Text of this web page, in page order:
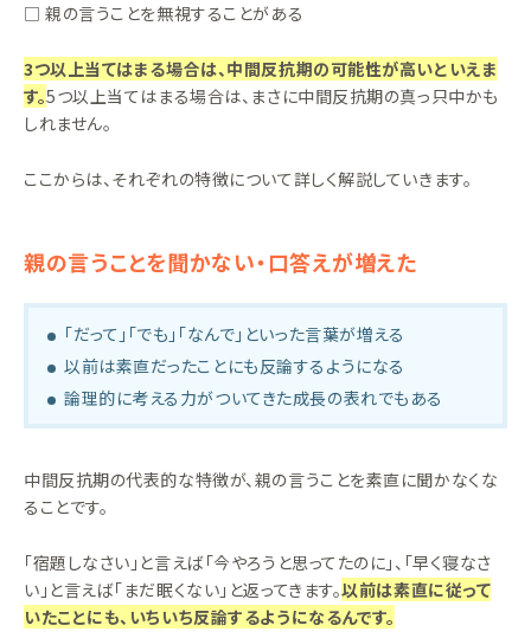
□ 親の言うことを無視することがある
3つ以上当てはまる場合は、中間反抗期の可能性が高いといえま
す。5つ以上当てはまる場合は、まさに中間反抗期の真っ只中かも
しれません。
ここからは、それぞれの特徴について詳しく解説していきます。
親の言うことを聞かない・口答えが増えた
「だって」「でも」「なんで」といった言葉が増える
以前は素直だったことにも反論するようになる
論理的に考える力がついてきた成長の表れでもある
中間反抗期の代表的な特徴が、親の言うことを素直に聞かなくな
ることです。
「宿題しなさい」と言えば「今やろうと思ってたのに」、「早く寝なさ
い」と言えば「まだ眠くない」と返ってきます。以前は素直に従って
いたことにも、いちいち反論するようになるんです。